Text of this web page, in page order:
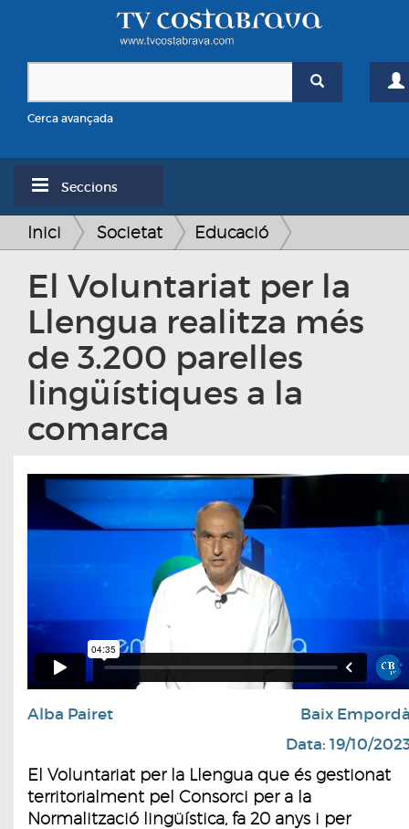
Cerca avançada
Seccions
Inici Societat Educació
El Voluntariat per la
Llengua realitza més
de 3.200 parelles
lingüístiques a la
comarca
Alba Pairet
Baix
Data: 19/10/
El Voluntariat per la Llengua que és gestionat
territorialment pel Consorci per a la
Normalització lingüística, fa 20 anys i per